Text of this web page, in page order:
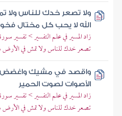
ولا تصعر خدك للناس ولا
الله لا يحب كل مختال
زاد المسير في علم التفسير > تفسير
تصعر خدك للناس ولا تمش في الأرض
واقصد في مشيك واغضض
الأصوات لصوت الحمير
زاد المسير في علم التفسير > تفسير
تصعر خدك للناس ولا تمش في الأرض